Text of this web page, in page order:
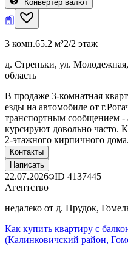
Конвертер валют
3 комн.65.2 м²2/2 этаж
д. Стреньки, ул.
область
В продаже 3-комнатная
езды на автомобиле от
транспортным сообщением -
курсируют довольно часто.
2-этажного кирпичного дома.
Контакты
Написать
22.07.2026 ID 4137445
Агентство
недалеко от д. Прудок,
Как купить квартиру с
(Калинковичский район,